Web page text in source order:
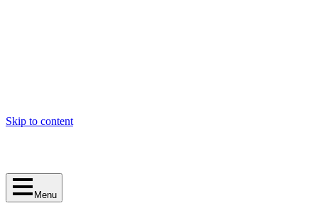
Skip to content
Menu